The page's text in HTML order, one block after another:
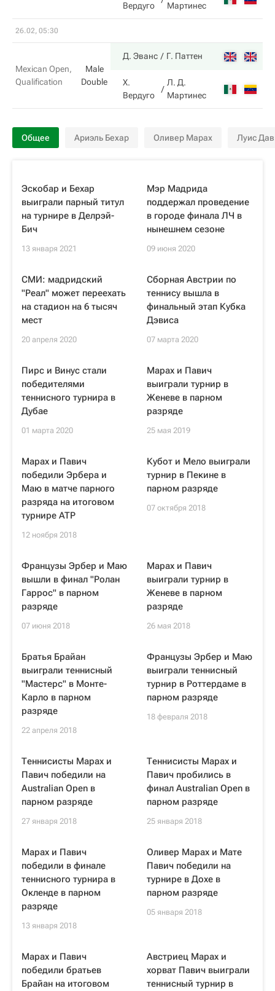
Вердуго Мартинес
26.02, 05:30
Mexican Open,
Qualification
Male
Double
Д. Эванс Г. Паттен
Х.
Вердуго
Л. Д.
Мартинес
Общее Ариэль Бехар Оливер Марах Луис
Эскобар и Бехар
выиграли парный титул
на турнире в Делрэй-
Бич
13 января 2021
Мэр Мадрида
поддержал проведение
в городе финала ЛЧ в
нынешнем сезоне
09 июня 2020
СМИ: мадридский
"Реал" может переехать
на стадион на 6 тысяч
мест
20 апреля 2020
Сборная Австрии по
теннису вышла в
финальный этап Кубка
Дэвиса
07 марта 2020
Пирс и Винус стали
победителями
теннисного турнира в
Дубае
01 марта 2020
Марах и Павич
выиграли турнир в
Женеве в парном
разряде
25 мая 2019
Марах и Павич
победили Эрбера и
Маю в матче парного
разряда на итоговом
турнире ATP
12 ноября 2018
Кубот и Мело выиграли
турнир в Пекине в
парном разряде
07 октября 2018
Французы Эрбер и Маю
вышли в финал "Ролан
Гаррос" в парном
разряде
07 июня 2018
Марах и Павич
выиграли турнир в
Женеве в парном
разряде
26 мая 2018
Братья Брайан
выиграли теннисный
"Мастерс" в Монте-
Карло в парном
разряде
22 апреля 2018
Французы Эрбер и Маю
выиграли теннисный
турнир в Роттердаме в
парном разряде
18 февраля 2018
Теннисисты Марах и
Павич победили на
Australian Open в
парном разряде
27 января 2018
Теннисисты Марах и
Павич пробились в
финал Australian Open в
парном разряде
25 января 2018
Марах и Павич
победили в финале
теннисного турнира в
Окленде в парном
разряде
13 января 2018
Оливер Марах и Мате
Павич победили на
турнире в Дохе в
парном разряде
05 января 2018
Марах и Павич
победили братьев
Брайан на итоговом
Австриец Марах и
хорват Павич выиграли
теннисный турнир в